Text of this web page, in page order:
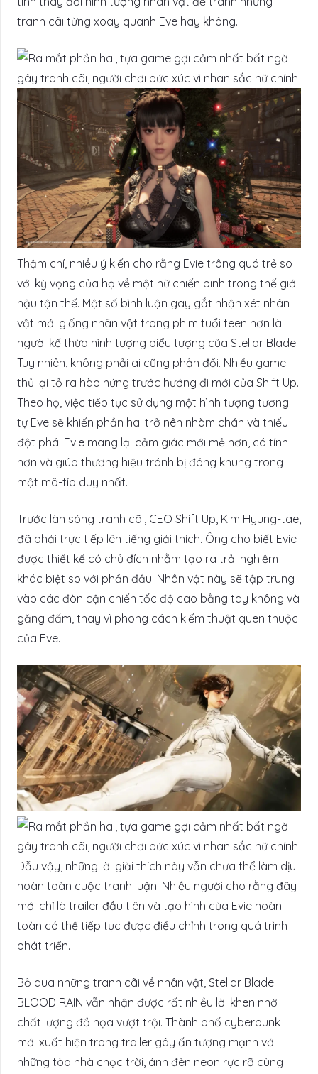
tranh cãi từng xoay quanh Eve hay không.
Thậm chí, nhiều ý kiến cho rằng Evie trông quá trẻ so
với kỳ vọng của họ về một nữ chiến binh trong thế giới
hậu tận thế. Một số bình luận gay gắt nhận xét nhân
vật mới giống nhân vật trong phim tuổi teen hơn là
người kế thừa hình tượng biểu tượng của Stellar Blade.
Tuy nhiên, không phải ai cũng phản đối. Nhiều game
thủ lại tỏ ra hào hứng trước hướng đi mới của Shift Up.
Theo họ, việc tiếp tục sử dụng một hình tượng tương
tự Eve sẽ khiến phần hai trở nên nhàm chán và thiếu
đột phá. Evie mang lại cảm giác mới mẻ hơn, cá tính
hơn và giúp thương hiệu tránh bị đóng khung trong
một mô-típ duy nhất.
Trước làn sóng tranh cãi, CEO Shift Up, Kim Hyung-tae,
đã phải trực tiếp lên tiếng giải thích. Ông cho biết Evie
được thiết kế có chủ đích nhằm tạo ra trải nghiệm
khác biệt so với phần đầu. Nhân vật này sẽ tập trung
vào các đòn cận chiến tốc độ cao bằng tay không và
găng đấm, thay vì phong cách kiếm thuật quen thuộc
của Eve.
Dẫu vậy, những lời giải thích này vẫn chưa thể làm dịu
hoàn toàn cuộc tranh luận. Nhiều người cho rằng đây
mới chỉ là trailer đầu tiên và tạo hình của Evie hoàn
toàn có thể tiếp tục được điều chỉnh trong quá trình
phát triển.
Bỏ qua những tranh cãi về nhân vật, Stellar Blade:
BLOOD RAIN vẫn nhận được rất nhiều lời khen nhờ
chất lượng đồ họa vượt trội. Thành phố cyberpunk
mới xuất hiện trong trailer gây ấn tượng mạnh với
những tòa nhà chọc trời, ánh đèn neon rực rỡ cùng